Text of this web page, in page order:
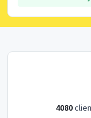
4080